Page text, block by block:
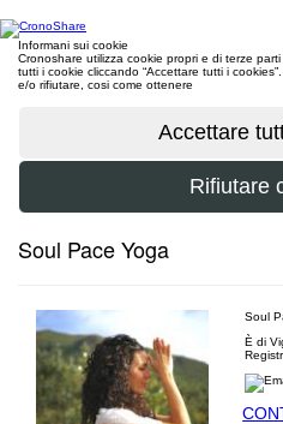
Informani sui cookie
Cronoshare utilizza cookie propri e di terze
tutti i cookie cliccando “Accettare tutti i
e/o rifiutare, cosi come ottenere
Soul Pace Yoga
Soul
È di